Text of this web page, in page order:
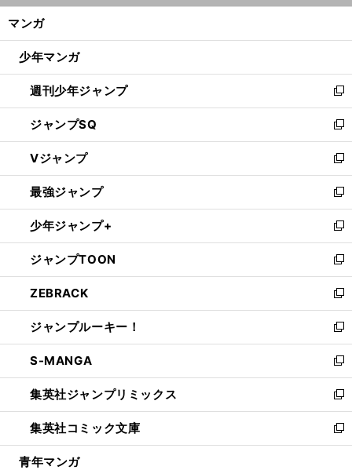
ン
ウ
開
く
マンガ
少年マンガ
週刊少年ジャンプ
新
し
い
ウ
ィ
ン
ド
ウ
で
開
く
ジャンプSQ
新
し
い
ウ
ィ
ン
ド
ウ
で
開
く
Vジャンプ
新
し
い
ウ
ィ
ン
ド
ウ
で
開
く
最強ジャンプ
新
し
い
ウ
ィ
ン
ド
ウ
で
開
く
少年ジャンプ+
新
し
い
ウ
ィ
ン
ド
ウ
で
開
く
ジャンプTOON
新
し
い
ウ
ィ
ン
ド
ウ
で
開
く
ZEBRACK
新
し
い
ウ
ィ
ン
ド
ウ
で
開
ジャンプルーキー！
新
し
い
ウ
ィ
ン
ド
ウ
S-MANGA
新
し
い
ウ
ィ
ン
集英社ジャンプリミックス
新
し
い
ウ
集英社コミック文庫
新
し
青年マンガ